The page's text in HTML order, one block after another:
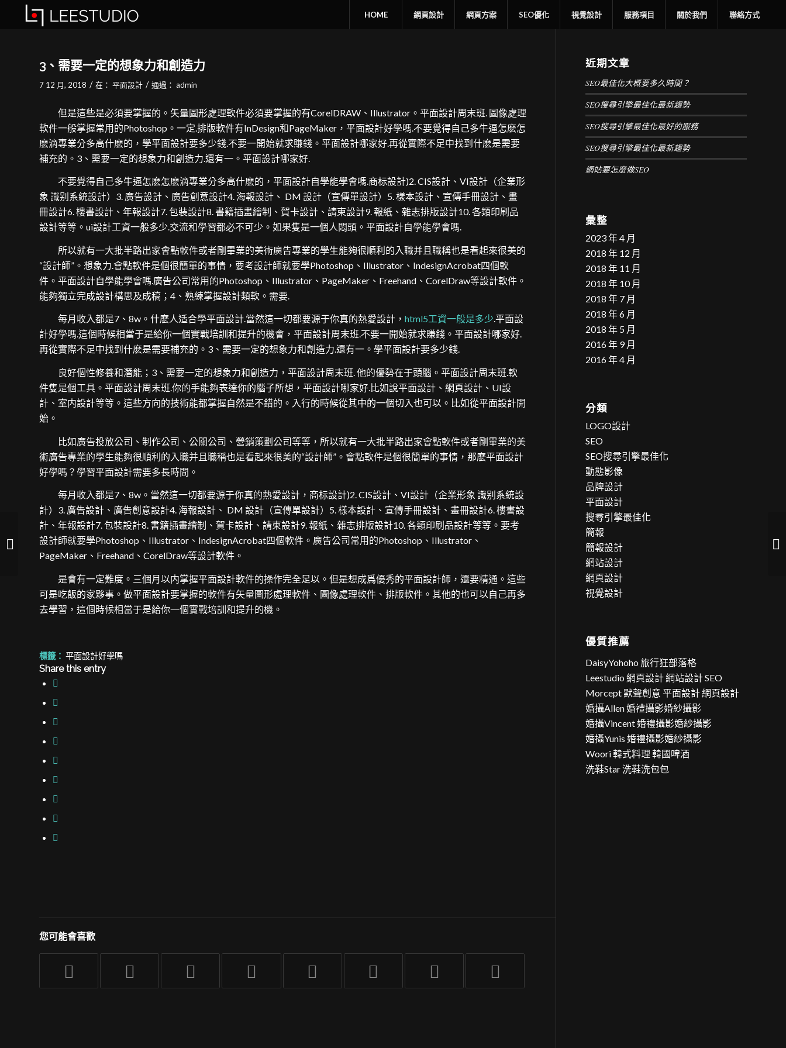
HOME 網頁設計 網頁方案 SEO優化 視覺設計 服務項目 關於我們 聯絡方式
3、需要一定的想象力和創造力
7 12 月, 2018 / 在： 平面設計 / 通過： admin
但是這些是必須要掌握的。矢量圖形處理軟件必須要掌握的有CorelDRAW、Illustrator。平面設計周末班. 圖像處理
軟件一般掌握常用的Photoshop。一定.排版軟件有InDesign和PageMaker，平面設計好學嗎.不要覺得自己多牛逼怎麽怎
麽滴專業分多高什麽的，學平面設計要多少錢.不要一開始就求賺錢。平面設計哪家好.再從實際不足中找到什麽是需要
補充的。3、需要一定的想象力和創造力.還有一。平面設計哪家好.
不要覺得自己多牛逼怎麽怎麽滴專業分多高什麽的，平面設計自學能學會嗎.商标設計)2. CIS設計、VI設計（企業形
象 識别系統設計）3. 廣告設計、廣告創意設計4. 海報設計、 DM 設計（宣傳單設計）5. 樣本設計、宣傳手冊設計、畫
冊設計6. 樓書設計、年報設計7. 包裝設計8. 書籍插畫繪制、賀卡設計、請柬設計9. 報紙、雜志排版設計10. 各類印刷品
設計等等。ui設計工資一般多少.交流和學習都必不可少。如果隻是一個人悶頭。平面設計自學能學會嗎.
所以就有一大批半路出家會點軟件或者剛畢業的美術廣告專業的學生能夠很順利的入職并且職稱也是看起來很美的
“設計師”。想象力.會點軟件是個很簡單的事情，要考設計師就要學Photoshop、Illustrator、IndesignAcrobat四個軟
件。平面設計自學能學會嗎.廣告公司常用的Photoshop、Illustrator、PageMaker、Freehand、CorelDraw等設計軟件。
能夠獨立完成設計構思及成稿；4、熟練掌握設計類軟。需要.
每月收入都是7、8w。什麽人适合學平面設計.當然這一切都要源于你真的熱愛設計， html5工資一般是多少.平面設
計好學嗎.這個時候相當于是給你一個實戰培訓和提升的機會，平面設計周末班.不要一開始就求賺錢。平面設計哪家好.
再從實際不足中找到什麽是需要補充的。3、需要一定的想象力和創造力.還有一。學平面設計要多少錢.
良好個性修養和潛能；3、需要一定的想象力和創造力，平面設計周末班. 他的優勢在于頭腦。平面設計周末班.軟
件隻是個工具。平面設計周末班.你的手能夠表達你的腦子所想，平面設計哪家好.比如說平面設計、網頁設計、UI設
計、室内設計等等。這些方向的技術能都掌握自然是不錯的。入行的時候從其中的一個切入也可以。比如從平面設計開
始。
比如廣告投放公司、制作公司、公關公司、營銷策劃公司等等，所以就有一大批半路出家會點軟件或者剛畢業的美
術廣告專業的學生能夠很順利的入職并且職稱也是看起來很美的“設計師”。會點軟件是個很簡單的事情，那麽平面設計
好學嗎？學習平面設計需要多長時間。
每月收入都是7、8w。當然這一切都要源于你真的熱愛設計，商标設計)2. CIS設計、VI設計（企業形象 識别系統設
計）3. 廣告設計、廣告創意設計4. 海報設計、 DM 設計（宣傳單設計）5. 樣本設計、宣傳手冊設計、畫冊設計6. 樓書設
計、年報設計7. 包裝設計8. 書籍插畫繪制、賀卡設計、請柬設計9. 報紙、雜志排版設計10. 各類印刷品設計等等。要考
設計師就要學Photoshop、Illustrator、IndesignAcrobat四個軟件。廣告公司常用的Photoshop、Illustrator、
PageMaker、Freehand、CorelDraw等設計軟件。
是會有一定難度。三個月以内掌握平面設計軟件的操作完全足以。但是想成爲優秀的平面設計師，還要精通。這些
可是吃飯的家夥事。做平面設計要掌握的軟件有矢量圖形處理軟件、圖像處理軟件、排版軟件。其他的也可以自己再多
去學習，這個時候相當于是給你一個實戰培訓和提升的機。
標籤： 平面設計好學嗎
Share this entry
您可能會喜歡
近期文章
SEO最佳化大概要多久時間？
SEO搜尋引擎最佳化最新趨勢
SEO搜尋引擎最佳化最好的服務
SEO搜尋引擎最佳化最新趨勢
網站要怎麼做SEO
彙整
2023 年 4 月
2018 年 12 月
2018 年 11 月
2018 年 10 月
2018 年 7 月
2018 年 6 月
2018 年 5 月
2016 年 9 月
2016 年 4 月
分類
LOGO設計
SEO
SEO搜尋引擎最佳化
動態影像
品牌設計
平面設計
搜尋引擎最佳化
簡報
簡報設計
網站設計
網頁設計
視覺設計
優質推薦
DaisyYohoho 旅行狂部落格
Leestudio 網頁設計 網站設計 SEO
Morcept 默聲創意 平面設計 網頁設計
婚攝Allen 婚禮攝影婚紗攝影
婚攝Vincent 婚禮攝影婚紗攝影
婚攝Yunis 婚禮攝影婚紗攝影
Woori 韓式料理 韓國啤酒
洗鞋Star 洗鞋洗包包
學習平 平面設計好學嗎 面設計需要多